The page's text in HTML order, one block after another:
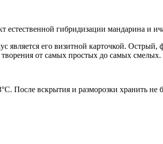
гибридизации мандарина и
является его визитной карточкой.
от самых простых до самых смелых.
После вскрытия и разморозки хранить не